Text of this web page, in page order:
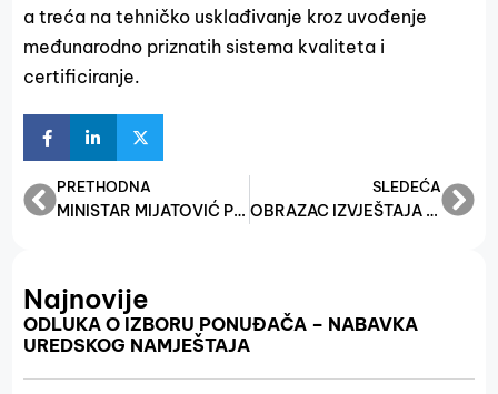
a treća na tehničko usklađivanje kroz uvođenje
međunarodno priznatih sistema kvaliteta i
certificiranje.
PRETHODNA
MINISTAR MIJATOVIĆ POTPISAO UGOVORE S 224 KORISNIKA GRANT SREDSTAVA, UBRZANO SE RADI NA JAČANJU PRIVREDE
SLEDEĆA
OBRAZAC IZVJEŠTAJA O UTROŠKU SREDSTAVA PROJEKAT BR. 4 – JAČANJE KONKURENTNOSTI
Najnovije
ODLUKA O IZBORU PONUĐAČA – NABAVKA
UREDSKOG NAMJEŠTAJA